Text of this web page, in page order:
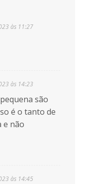
às 11:27
às 14:23
são
é o tanto de
e não
às 14:45